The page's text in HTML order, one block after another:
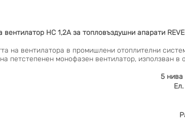
HC 1,2A за топловъздушни апарати
на вентилатора в промишлени отоплителни
петстепенен монофазен вентилатор, използван в
5 нива